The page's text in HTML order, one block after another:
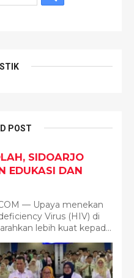
POST
SIDOARJO
EDUKASI DAN
— Upaya menekan
Virus (HIV) di
lebih kuat kepad...